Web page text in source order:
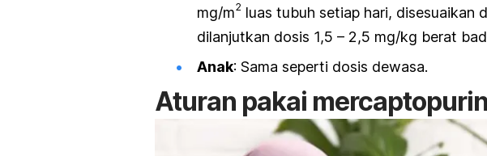
mg/m2 luas tubuh setiap hari, disesuaikan
dilanjutkan dosis 1,5 – 2,5 mg/kg berat
Anak: Sama seperti dosis dewasa.
Aturan pakai